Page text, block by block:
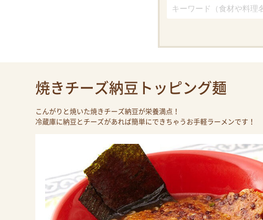
焼きチーズ納豆トッピング麺
こんがりと焼いた焼きチーズ納豆が栄養満点！
冷蔵庫に納豆とチーズがあれば簡単にできちゃうお手軽ラーメンです！